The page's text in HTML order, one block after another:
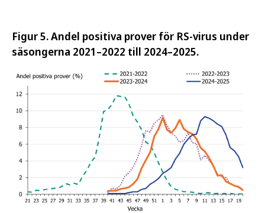
Figur 5. Andel positiva prover för RS-virus under
säsongerna 2021–2022 till 2024–2025.